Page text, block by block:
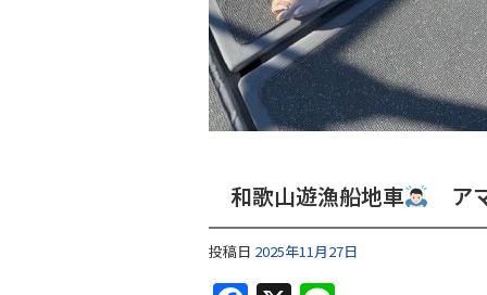
和歌山遊漁船地車 ア
投稿日 2025年11月27日